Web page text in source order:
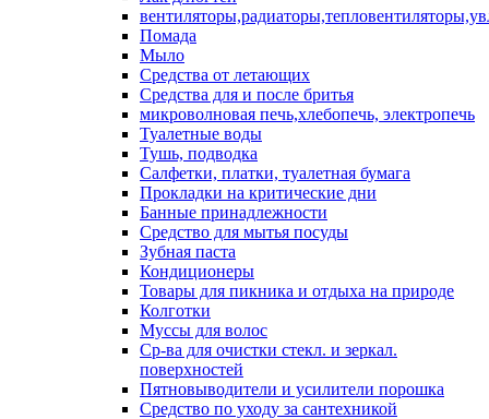
Помада
Мыло
Средства от летающих
Средства для и после бритья
микроволновая печь,хлебопечь, электропечь
Туалетные воды
Тушь, подводка
Салфетки, платки, туалетная бумага
Прокладки на критические дни
Банные принадлежности
Средство для мытья посуды
Зубная паста
Кондиционеры
Товары для пикника и отдыха на природе
Колготки
Муссы для волос
Ср-ва для очистки стекл. и зеркал.
поверхностей
Пятновыводители и усилители порошка
Средство по уходу за сантехникой